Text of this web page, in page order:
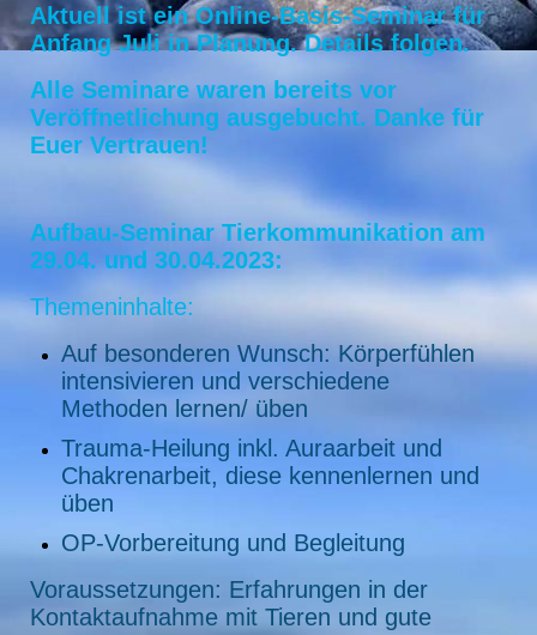
Aktuell ist ein Online-Basis-Seminar für
Anfang Juli in Planung. Details folgen.
Alle Seminare waren bereits vor
Veröffnetlichung ausgebucht. Danke für
Euer Vertrauen!
Aufbau-Seminar Tierkommunikation am
29.04. und 30.04.2023:
Themeninhalte:
Auf besonderen Wunsch: Körperfühlen
intensivieren und verschiedene
Methoden lernen/ üben
Trauma-Heilung inkl. Auraarbeit und
Chakrenarbeit, diese kennenlernen und
üben
OP-Vorbereitung und Begleitung
Voraussetzungen: Erfahrungen in der
Kontaktaufnahme mit Tieren und gute